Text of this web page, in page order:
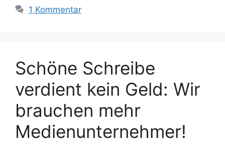
1 Kommentar
Schöne Schreibe
verdient kein Geld: Wir
brauchen mehr
Medienunternehmer!